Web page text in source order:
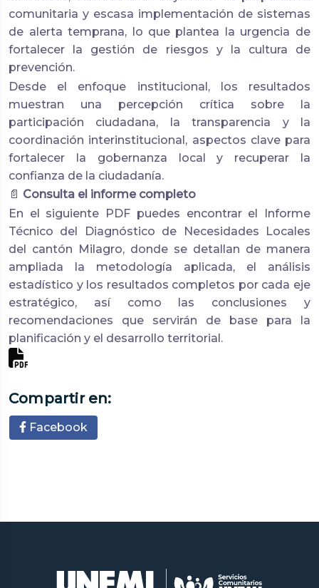
comunitaria y escasa implementación de sistemas
de alerta temprana, lo que plantea la urgencia de
fortalecer la gestión de riesgos y la cultura de
prevención.
Desde el enfoque institucional, los resultados
muestran una percepción crítica sobre la
participación ciudadana, la transparencia y la
coordinación interinstitucional, aspectos clave para
fortalecer la gobernanza local y recuperar la
confianza de la ciudadanía.
📄 Consulta el informe completo
En el siguiente PDF puedes encontrar el Informe
Técnico del Diagnóstico de Necesidades Locales
del cantón Milagro, donde se detallan de manera
ampliada la metodología aplicada, el análisis
estadístico y los resultados completos por cada eje
estratégico, así como las conclusiones y
recomendaciones que servirán de base para la
planificación y el desarrollo territorial.
Compartir en:
Facebook